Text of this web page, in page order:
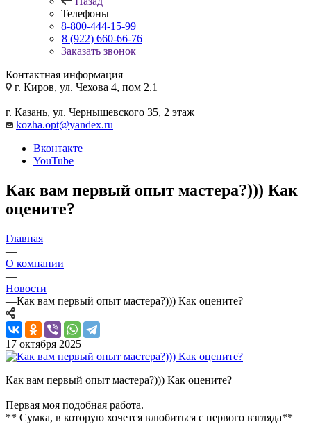
Телефоны
8-800-444-15-99
8 (922) 660-66-76
Заказать звонок
Контактная информация
г. Киров, ул. Чехова 4, пом 2.1
г. Казань, ул. Чернышевского 35, 2 этаж
kozha.opt@yandex.ru
Вконтакте
YouTube
Как вам первый опыт мастера?))) Как
оцените?
Главная
—
О компании
—
Новости
—Как вам первый опыт мастера?))) Как оцените?
17 октября 2025
Как вам первый опыт мастера?))) Как оцените?
Первая моя подобная работа.
** Сумка, в которую хочется влюбиться с первого взгляда**